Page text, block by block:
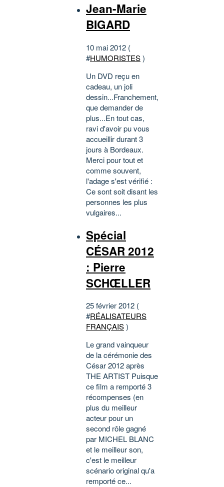
Jean-Marie
BIGARD
10 mai 2012 (
#HUMORISTES)
Un DVD reçu en
cadeau, un joli
dessin...Franchement,
que demander de
plus...En tout cas,
ravi d'avoir pu vous
accueillir durant 3
jours à Bordeaux.
Merci pour tout et
comme souvent,
l'adage s'est vérifié :
Ce sont soit disant les
personnes les plus
vulgaires...
Spécial
CÉSAR 2012
: Pierre
SCHŒLLER
25 février 2012 (
#RÉALISATEURS
FRANÇAIS)
Le grand vainqueur
de la cérémonie des
César 2012 après
THE ARTIST Puisque
ce film a remporté 3
récompenses (en
plus du meilleur
acteur pour un
second rôle gagné
par MICHEL BLANC
et le meilleur son,
c'est le meilleur
scénario original qu'a
remporté ce...